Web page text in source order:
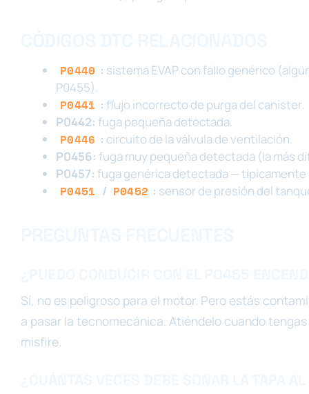
P0440 : sistema EVAP con fallo genérico
P0455).
P0441 : flujo incorrecto de purga del canister.
P0442: fuga pequeña detectada.
P0446 : circuito de la válvula de ventilación.
P0456: fuga muy pequeña detectada (la más
P0457: fuga genérica detectada — típicamente
P0451 / P0452 : sensor de presión del
Sí, no es peligroso para el motor. Pero estás
a pasar la tecnomecánica. Atiéndelo cuando
misfire.